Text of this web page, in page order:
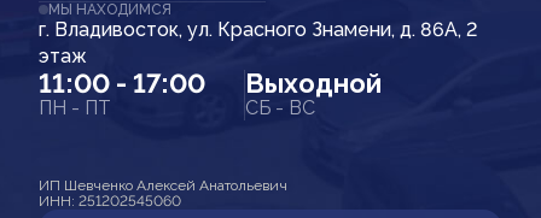
МЫ НАХОДИМСЯ
г. Владивосток, ул. Красного Знамени, д. 86А, 2
этаж
11:00 - 17:00
ПН - ПТ
Выходной
СБ - ВС
ИП Шевченко Алексей Анатольевич
ИНН: 251202545060